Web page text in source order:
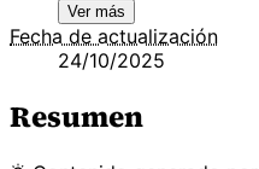
Ver más
Fecha de actualización
24/10/2025
Resumen